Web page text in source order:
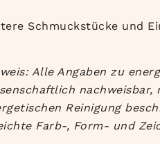
Schmuckstücke und
Alle Angaben zu
Reinigung
Farb-, Form- und